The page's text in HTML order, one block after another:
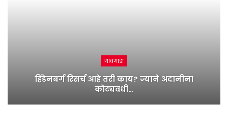
गावगाडा
हिंडेनबर्ग रिसर्च आहे तरी काय? ज्याने अदानीना
कोट्यवधी…